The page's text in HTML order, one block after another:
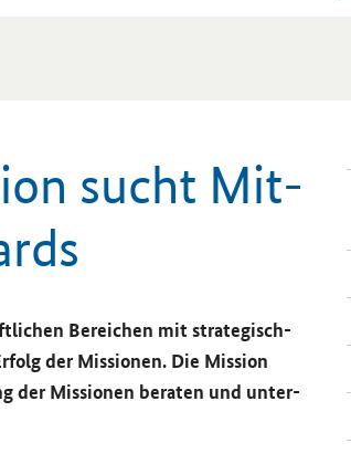
sucht Mit­
Be­rei­chen mit strategisch-​
der Mis­sio­nen. Die Mission
der Mis­sio­nen be­ra­ten und un­ter­